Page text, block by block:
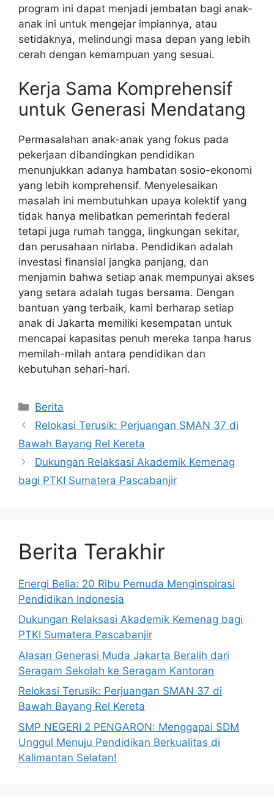
program ini dapat menjadi jembatan bagi anak-
anak ini untuk mengejar impiannya, atau
setidaknya, melindungi masa depan yang lebih
cerah dengan kemampuan yang sesuai.
Kerja Sama Komprehensif
untuk Generasi Mendatang
Permasalahan anak-anak yang fokus pada
pekerjaan dibandingkan pendidikan
menunjukkan adanya hambatan sosio-ekonomi
yang lebih komprehensif. Menyelesaikan
masalah ini membutuhkan upaya kolektif yang
tidak hanya melibatkan pemerintah federal
tetapi juga rumah tangga, lingkungan sekitar,
dan perusahaan nirlaba. Pendidikan adalah
investasi finansial jangka panjang, dan
menjamin bahwa setiap anak mempunyai akses
yang setara adalah tugas bersama. Dengan
bantuan yang terbaik, kami berharap setiap
anak di Jakarta memiliki kesempatan untuk
mencapai kapasitas penuh mereka tanpa harus
memilah-milah antara pendidikan dan
kebutuhan sehari-hari.
Kategori
Berita
Relokasi Terusik: Perjuangan SMAN 37 di
Bawah Bayang Rel Kereta
Dukungan Relaksasi Akademik Kemenag
bagi PTKI Sumatera Pascabanjir
Berita Terakhir
Energi Belia: 20 Ribu Pemuda Menginspirasi
Pendidikan Indonesia
Dukungan Relaksasi Akademik Kemenag bagi
PTKI Sumatera Pascabanjir
Alasan Generasi Muda Jakarta Beralih dari
Seragam Sekolah ke Seragam Kantoran
Relokasi Terusik: Perjuangan SMAN 37 di
Bawah Bayang Rel Kereta
SMP NEGERI 2 PENGARON: Menggapai SDM
Unggul Menuju Pendidikan Berkualitas di
Kalimantan Selatan!